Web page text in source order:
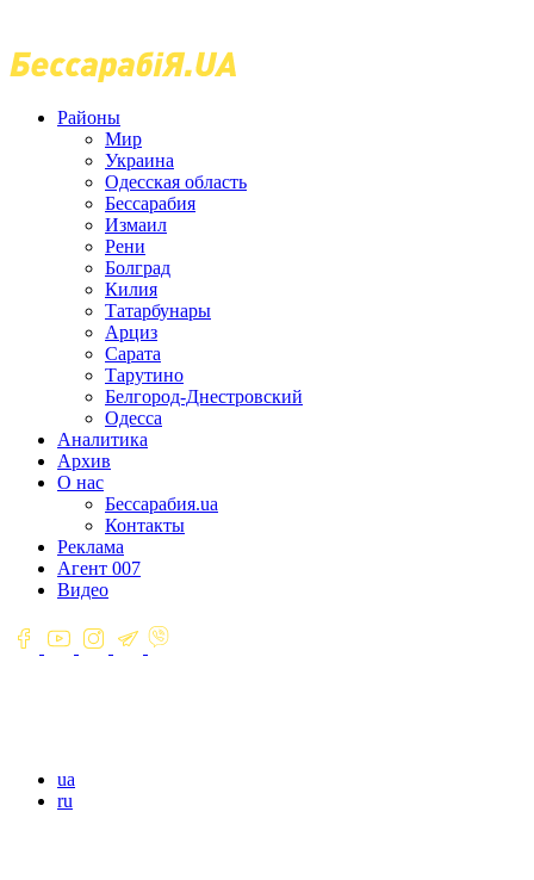
Районы
Мир
Украина
Одесская область
Бессарабия
Измаил
Рени
Болград
Килия
Татарбунары
Арциз
Сарата
Тарутино
Белгород-Днестровский
Одесса
Аналитика
Архив
О нас
Бессарабия.ua
Контакты
Реклама
Агент 007
Видео
ua
ru